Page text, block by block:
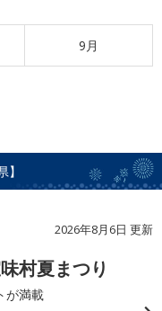
9月
2026年8月6日 更新
村夏まつり
が満載